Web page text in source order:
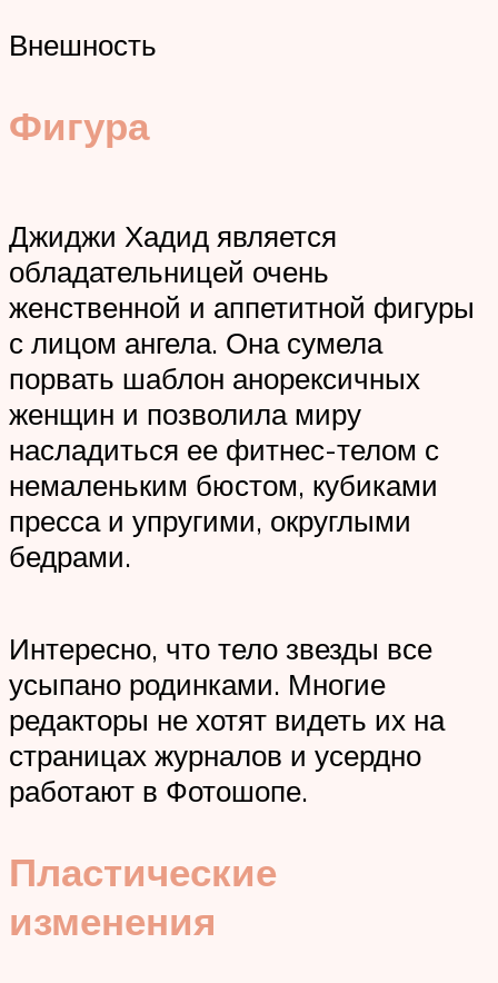
Внешность
Фигура
Джиджи Хадид является
обладательницей очень
женственной и аппетитной фигуры
с лицом ангела. Она сумела
порвать шаблон анорексичных
женщин и позволила миру
насладиться ее фитнес-телом с
немаленьким бюстом, кубиками
пресса и упругими, округлыми
бедрами.
Интересно, что тело звезды все
усыпано родинками. Многие
редакторы не хотят видеть их на
страницах журналов и усердно
работают в Фотошопе.
Пластические
изменения